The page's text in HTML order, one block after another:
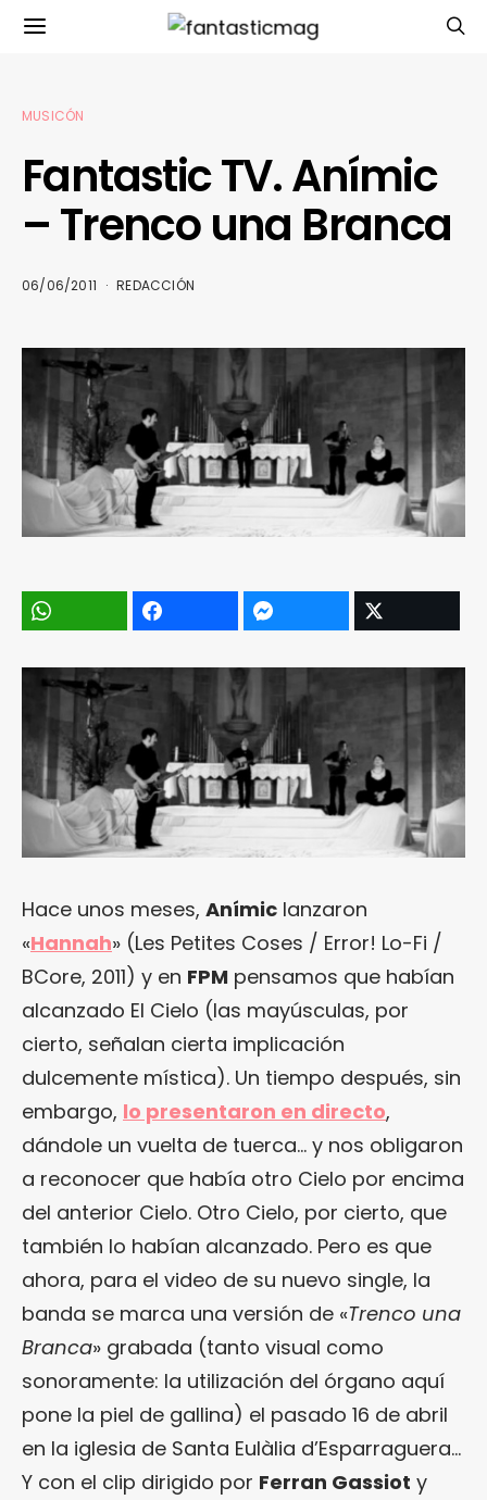
MUSICÓN
Fantastic TV. Anímic
– Trenco una Branca
06/06/2011 REDACCIÓN
Hace unos meses, Anímic lanzaron
«Hannah» (Les Petites Coses / Error! Lo-Fi /
BCore, 2011) y en FPM pensamos que habían
alcanzado El Cielo (las mayúsculas, por
cierto, señalan cierta implicación
dulcemente mística). Un tiempo después, sin
embargo, lo presentaron en directo,
dándole un vuelta de tuerca… y nos obligaron
a reconocer que había otro Cielo por encima
del anterior Cielo. Otro Cielo, por cierto, que
también lo habían alcanzado. Pero es que
ahora, para el video de su nuevo single, la
banda se marca una versión de «Trenco una
Branca» grabada (tanto visual como
sonoramente: la utilización del órgano aquí
pone la piel de gallina) el pasado 16 de abril
en la iglesia de Santa Eulàlia d’Esparraguera…
Y con el clip dirigido por Ferran Gassiot y